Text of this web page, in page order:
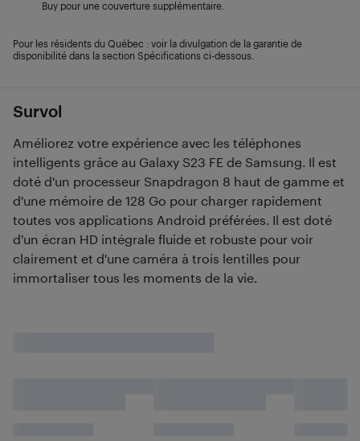
Survol
Améliorez votre expérience avec les téléphones
intelligents grâce au Galaxy S23 FE de Samsung. Il est
doté d'un processeur Snapdragon 8 haut de gamme et
d'une mémoire de 128 Go pour charger rapidement
toutes vos applications Android préférées. Il est doté
d'un écran HD intégrale fluide et robuste pour voir
clairement et d'une caméra à trois lentilles pour
immortaliser tous les moments de la vie.
Buy pour une couverture supplémentaire.
Pour les résidents du Québec : voir la divulgation de la garantie de
disponibilité dans la section Spécifications ci-dessous.